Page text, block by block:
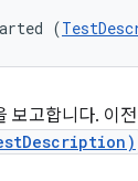
(
보고합니다. 이